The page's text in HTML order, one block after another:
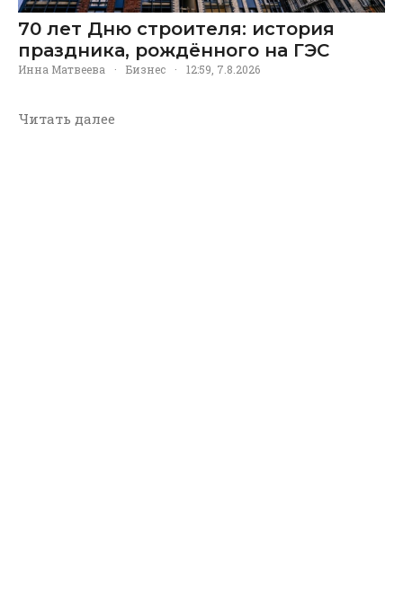
70 лет Дню строителя: история
праздника, рождённого на ГЭС
Инна Матвеева · Бизнес · 12:59, 7.8.2026
Читать далее